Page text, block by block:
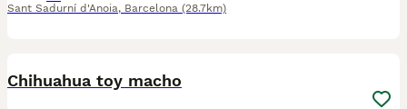
Sant Sadurní d'Anoia, Barcelona (28.7km)
Chihuahua toy macho